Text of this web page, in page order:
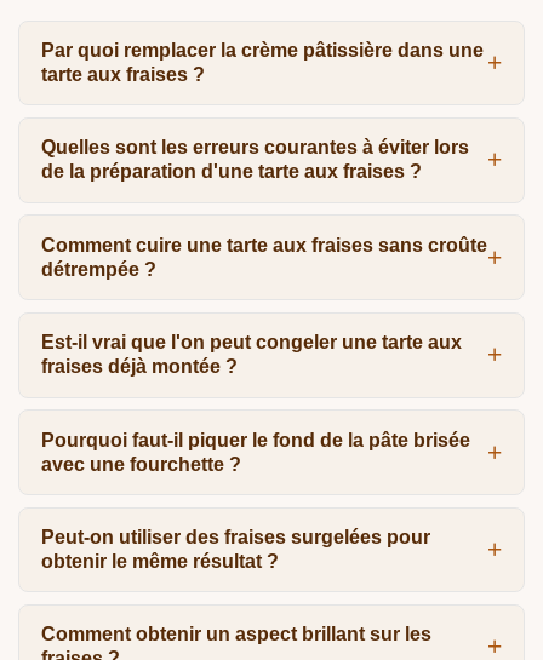
Par quoi remplacer la crème pâtissière dans une
tarte aux fraises ?
Quelles sont les erreurs courantes à éviter lors
de la préparation d'une tarte aux fraises ?
Comment cuire une tarte aux fraises sans croûte
détrempée ?
Est-il vrai que l'on peut congeler une tarte aux
fraises déjà montée ?
Pourquoi faut-il piquer le fond de la pâte brisée
avec une fourchette ?
Peut-on utiliser des fraises surgelées pour
obtenir le même résultat ?
Comment obtenir un aspect brillant sur les